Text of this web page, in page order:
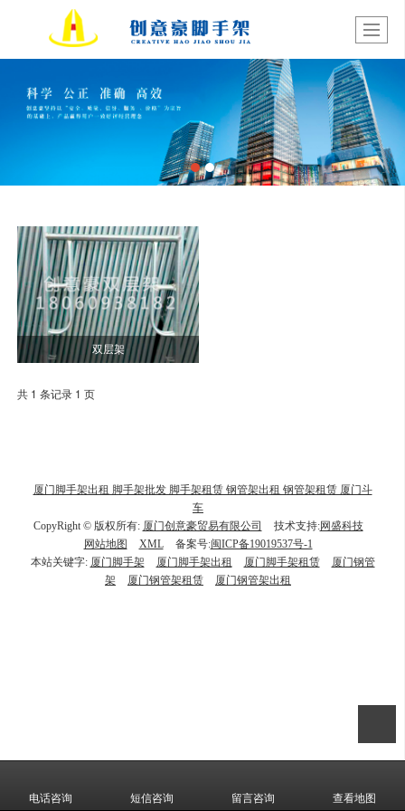
双层架
共 1 条记录 1 页
厦门脚手架出租 脚手架批发 脚手架租赁 钢管架出租 钢管架租赁 厦门斗
车
CopyRight © 版权所有: 厦门创意豪贸易有限公司 技术支持:网盛科技
网站地图
XML 备案号:闽ICP备19019537号-1
本站关键字: 厦门脚手架 厦门脚手架出租 厦门脚手架租赁
厦门钢管
架
厦门钢管架租赁 厦门钢管架出租
电话咨询 短信咨询 留言咨询 查看地图